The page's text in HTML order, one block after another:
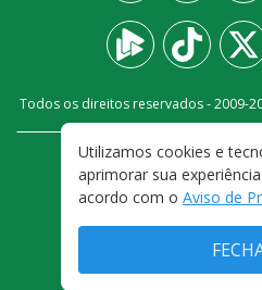
Todos os direitos reservados - 2009-
FALE
TERMOS E
Utilizamos cookies e
aprimorar sua
acordo com o Aviso de